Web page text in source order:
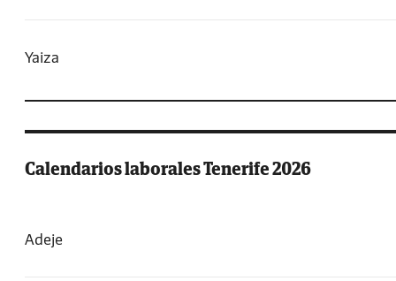
Yaiza
Calendarios laborales Tenerife 2026
Adeje